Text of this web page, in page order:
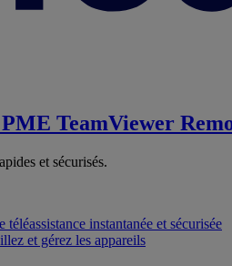
PME TeamViewer
et sécurisés.
téléassistance instantanée et sécurisée
et gérez les appareils